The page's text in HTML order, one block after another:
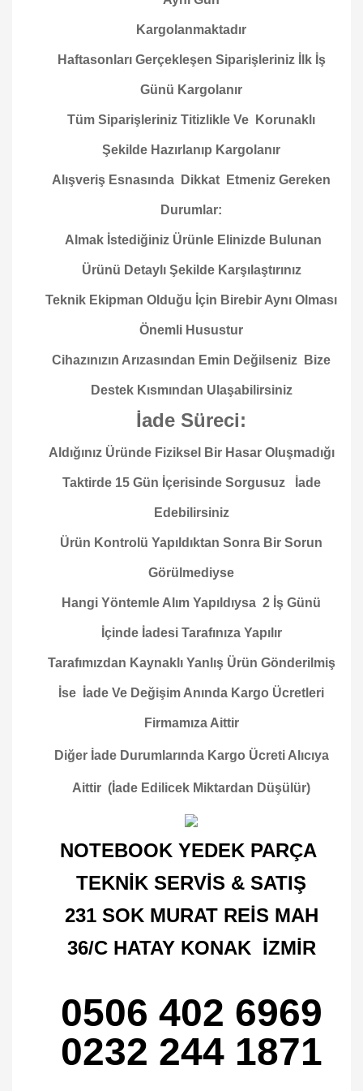
Kargolanmaktadır
Haftasonları Gerçekleşen Siparişleriniz İlk İş
Günü Kargolanır
Tüm Siparişleriniz Titizlikle Ve Korunaklı
Şekilde Hazırlanıp Kargolanır
Alışveriş Esnasında Dikkat Etmeniz Gereken
Durumlar:
Almak İstediğiniz Ürünle Elinizde Bulunan
Ürünü Detaylı Şekilde Karşılaştırınız
Teknik Ekipman Olduğu İçin Birebir Aynı Olması
Önemli Husustur
Cihazınızın Arızasından Emin Değilseniz Bize
Destek Kısmından Ulaşabilirsiniz
İade Süreci:
Aldığınız Üründe Fiziksel Bir Hasar Oluşmadığı
Taktirde 15 Gün İçerisinde Sorgusuz İade
Edebilirsiniz
Ürün Kontrolü Yapıldıktan Sonra Bir Sorun
Görülmediyse
Hangi Yöntemle Alım Yapıldıysa 2 İş Günü
İçinde İadesi Tarafınıza Yapılır
Tarafımızdan Kaynaklı Yanlış Ürün Gönderilmiş
İse İade Ve Değişim Anında Kargo Ücretleri
Firmamıza Aittir
Diğer İade Durumlarında Kargo Ücreti Alıcıya
Aittir (İade Edilicek Miktardan Düşülür)
NOTEBOOK YEDEK PARÇA
TEKNİK SERVİS & SATIŞ
231 SOK MURAT REİS MAH
36/C HATAY KONAK İZMİR
0506 402 6969
0232 244 1871